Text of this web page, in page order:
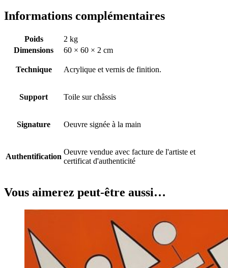
Informations complémentaires
Poids
2 kg
Dimensions
60 × 60 × 2 cm
Technique Acrylique et vernis de finition.
Support Toile sur châssis
Signature Oeuvre signée à la main
Authentification
Oeuvre vendue avec facture de l'artiste et
certificat d'authenticité
Vous aimerez peut-être aussi…